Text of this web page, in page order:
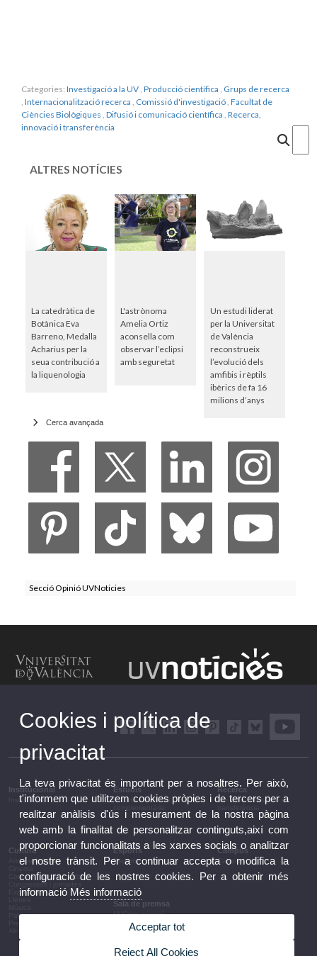
Categories: Investigació a la UV Producció científica Grups de recerca
Internacionalització recerca Comissió d'investigació Facultat de
Ciències Biològiques Difusió i comunicació científica Recerca,
innovació i transferència
ALTRES NOTÍCIES
La catedràtica de
Botànica Eva
Barreno, Medalla
Acharius per la
seua contribució a
la liquenologia
L'astrònoma
Amelia Ortiz
aconsella com
observar l’eclipsi
amb seguretat
Un estudi liderat
per la Universitat
de València
reconstrueix
l’evolució dels
amfibis i rèptils
ibèrics de fa 16
milions d’anys
Cerca avançada
Secció Opinió UVNoticies
Institucional
Institucional
Estudis
Estudis i formació
Recerca
Recerca, innovació i
Cultura
Arts escèniques
Conferències i debats
Congressos i jornades
Exposicions
Patrimoni
Esports
Esports
Campus
Campus
Sala de premsa
UVComunicació
Notes de premsa
Agenda de govern
Informació corporativa
Cookies i política de
privacitat
La teva privacitat és important per a nosaltres. Per això,
t'informem que utilitzem cookies pròpies i de tercers per a
realitzar anàlisis d'ús i mesurament de la nostra pàgina
web amb la finalitat de personalitzar continguts,així com
proporcionar funcionalitats a les xarxes socials o analitzar
el nostre trànsit. Per a continuar accepta o modifica la
configuració de les nostres cookies. Per a obtenir més
informació Més informació
Acceptar tot
Reject All Cookies